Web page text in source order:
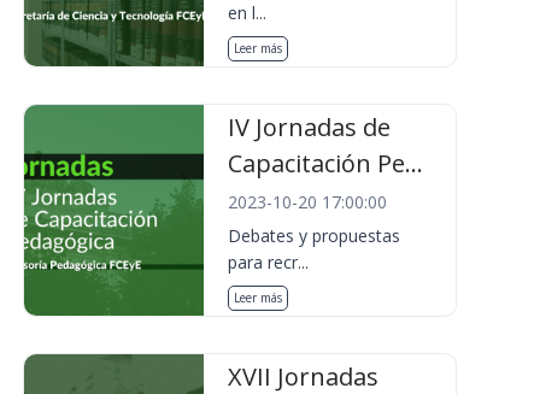
en l...
Leer más
IV Jornadas de
Capacitación Pe...
2023-10-20 17:00:00
Debates y propuestas
para recr...
Leer más
XVII Jornadas